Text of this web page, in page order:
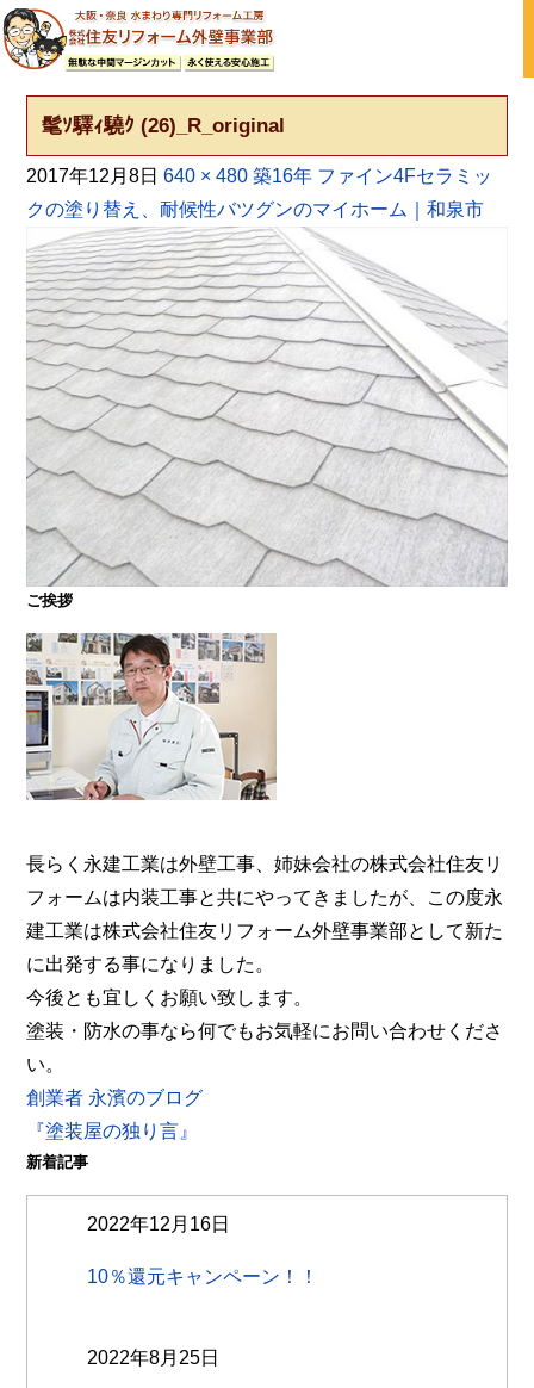
髦ｿ驛ｨ驍ｸ (26)_R_original
2017年12月8日 640 × 480 築16年 ファイン4Fセラミッ
クの塗り替え、耐候性バツグンのマイホーム｜和泉市
えの方は塗装専門店の株式会社住友リフォーム外壁
事業部へ。【電話：0800-200-5246/受付：8時～20
時土日対応】メール相談・御見積り依頼は24時間受
付。『後悔しない塗り替えガイドブック』無料進呈
ご挨拶
長らく永建工業は外壁工事、姉妹会社の株式会社住友リ
フォームは内装工事と共にやってきましたが、この度永
建工業は株式会社住友リフォーム外壁事業部として新た
に出発する事になりました。
今後とも宜しくお願い致します。
塗装・防水の事なら何でもお気軽にお問い合わせくださ
い。
創業者 永濱のブログ
『塗装屋の独り言』
新着記事
2022年12月16日
10％還元キャンペーン！！
2022年8月25日